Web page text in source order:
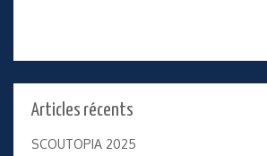
Articles récents
SCOUTOPIA 2025